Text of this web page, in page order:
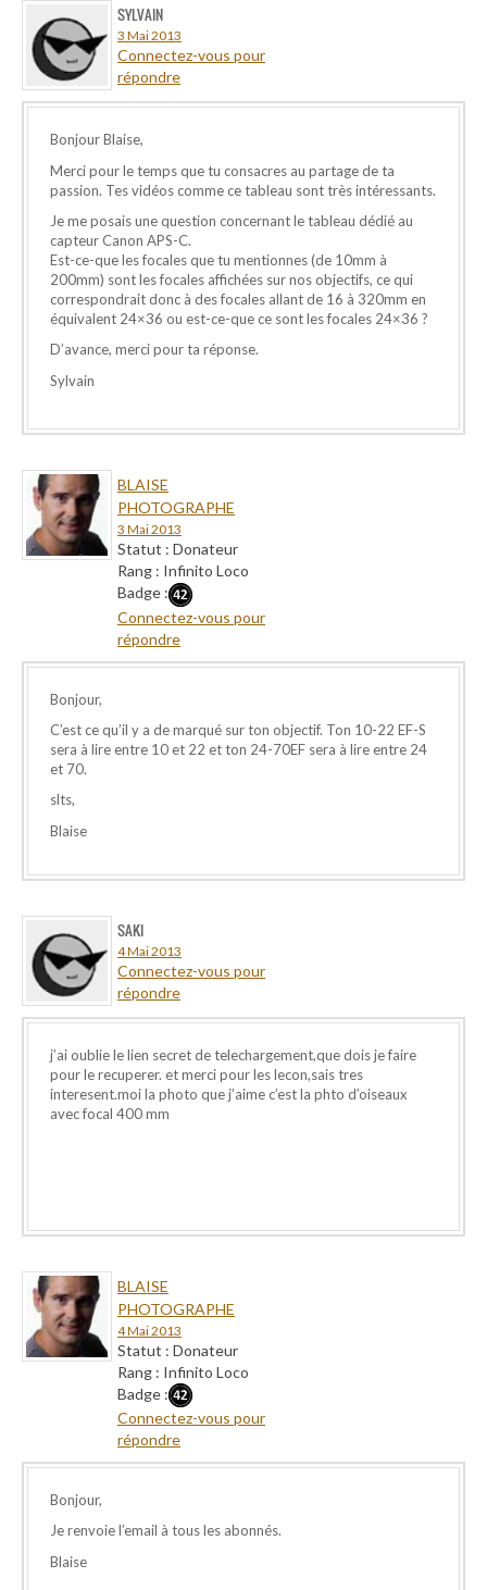
SYLVAIN
3 Mai 2013
Connectez-vous pour
répondre
Bonjour Blaise,
Merci pour le temps que tu consacres au partage de ta
passion. Tes vidéos comme ce tableau sont très intéressants.
Je me posais une question concernant le tableau dédié au
capteur Canon APS-C.
Est-ce-que les focales que tu mentionnes (de 10mm à
200mm) sont les focales affichées sur nos objectifs, ce qui
correspondrait donc à des focales allant de 16 à 320mm en
équivalent 24×36 ou est-ce-que ce sont les focales 24×36 ?
D’avance, merci pour ta réponse.
Sylvain
BLAISE
PHOTOGRAPHE
3 Mai 2013
Statut : Donateur
Rang : Infinito Loco
Badge :
Connectez-vous pour
répondre
Bonjour,
C’est ce qu’il y a de marqué sur ton objectif. Ton 10-22 EF-S
sera à lire entre 10 et 22 et ton 24-70EF sera à lire entre 24
et 70.
slts,
Blaise
SAKI
4 Mai 2013
Connectez-vous pour
répondre
j’ai oublie le lien secret de telechargement,que dois je faire
pour le recuperer. et merci pour les lecon,sais tres
interesent.moi la photo que j’aime c’est la phto d’oiseaux
avec focal 400 mm
BLAISE
PHOTOGRAPHE
4 Mai 2013
Statut : Donateur
Rang : Infinito Loco
Badge :
Connectez-vous pour
répondre
Bonjour,
Je renvoie l’email à tous les abonnés.
Blaise